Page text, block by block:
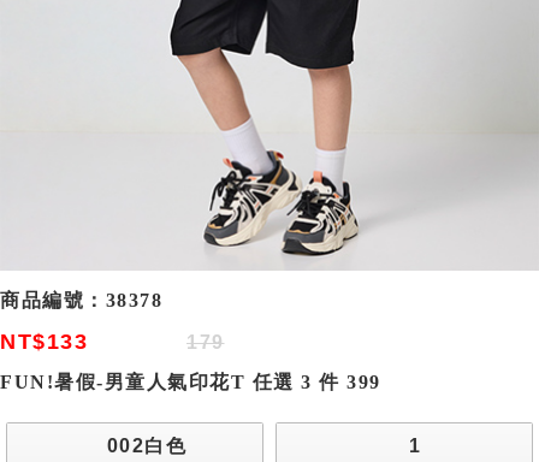
商品編號： 38378
NT$133
179
FUN!暑假-男童人氣印花T 任選 3 件 399
002白色 1